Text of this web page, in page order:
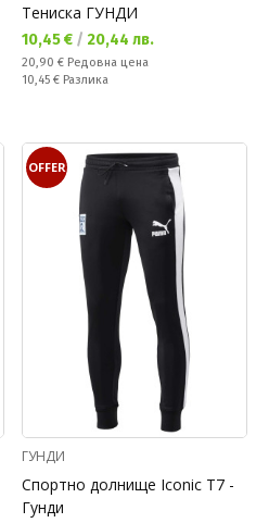
Тениска ГУНДИ
Текуща цена:
10,45 € / 20,44 лв.
Редовна цена:
20,90 € Редовна цена
Спестявате:
10,45 € Разлика
OFFER
ГУНДИ
Спортно долнище Iconic T7 -
Гунди